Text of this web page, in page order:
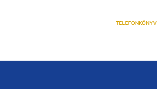
TELEFONKÖNYV